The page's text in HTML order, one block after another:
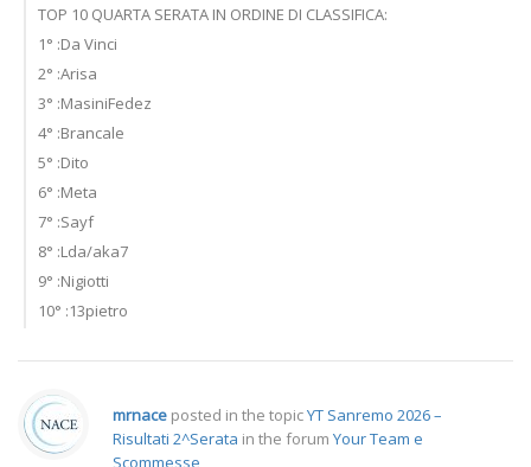
TOP 10 QUARTA SERATA IN ORDINE DI CLASSIFICA:
1° :Da Vinci
2° :Arisa
3° :MasiniFedez
4° :Brancale
5° :Dito
6° :Meta
7° :Sayf
8° :Lda/aka7
9° :Nigiotti
10° :13pietro
mrnace posted in the topicYT Sanremo 2026 –
Risultati 2^Serata in the forum Your Team e
Scommesse